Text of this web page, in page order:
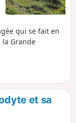
qui se fait en
Grande
et sa